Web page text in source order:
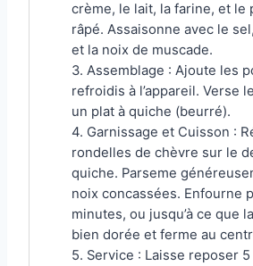
crème, le lait, la farine, et le
râpé. Assaisonne avec le
et la noix de muscade.
3. Assemblage : Ajoute les
refroidis à l’appareil. Verse
un plat à quiche (beurré).
4. Garnissage et Cuisson :
rondelles de chèvre sur le
quiche. Parseme
noix concassées. Enfourne
minutes, ou jusqu’à ce que
bien dorée et ferme au
5. Service : Laisse reposer